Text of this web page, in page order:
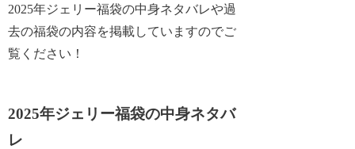
2025年ジェリー福袋の中身ネタバレや過
去の福袋の内容を掲載していますのでご
覧ください！
2025年ジェリー福袋の中身ネタバ
レ